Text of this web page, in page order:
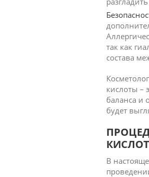
так как
состава
кислоты –
баланса и
будет
В